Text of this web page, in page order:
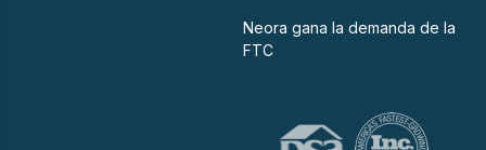
Neora gana la demanda de la
FTC